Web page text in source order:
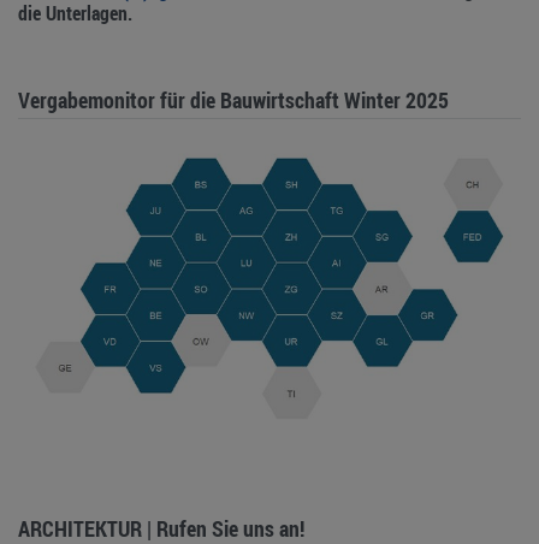
die Unterlagen.
Vergabemonitor für die Bauwirtschaft Winter 2025
ARCHITEKTUR | Rufen Sie uns an!